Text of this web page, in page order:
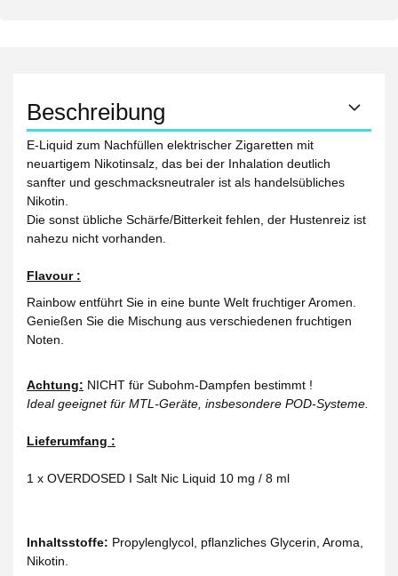
Beschreibung
E-Liquid zum Nachfüllen elektrischer Zigaretten mit
neuartigem Nikotinsalz, das bei der Inhalation deutlich
sanfter und geschmacksneutraler ist als handelsübliches
Nikotin.
Die sonst übliche Schärfe/Bitterkeit fehlen, der Hustenreiz ist
nahezu nicht vorhanden.
Flavour :
Rainbow entführt Sie in eine bunte Welt fruchtiger Aromen.
Genießen Sie die Mischung aus verschiedenen fruchtigen
Noten.
Achtung: NICHT für Subohm-Dampfen bestimmt !
Ideal geeignet für MTL-Geräte, insbesondere POD-Systeme.
Lieferumfang :
1 x OVERDOSED I Salt Nic Liquid 10 mg / 8 ml
Inhaltsstoffe: Propylenglycol, pflanzliches Glycerin, Aroma,
Nikotin.